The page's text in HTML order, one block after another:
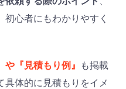
初心者にもわかりやすく
や『見積もり例』
も掲載
具体的に見積もりをイメ